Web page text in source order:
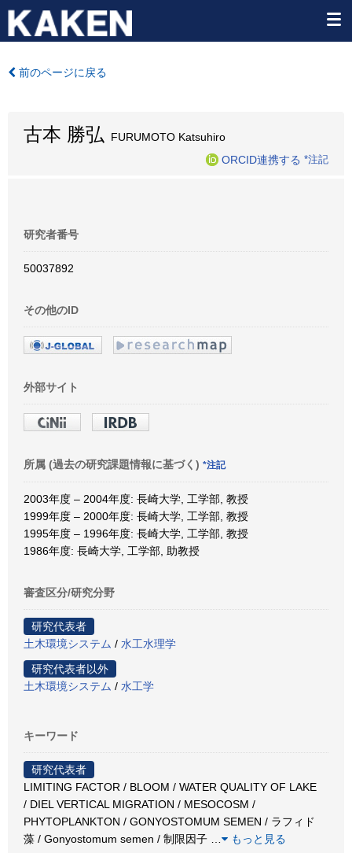
前のページに戻る
古本 勝弘 FURUMOTO Katsuhiro
ORCID連携する *注記
研究者番号
50037892
その他のID
外部サイト
所属 (過去の研究課題情報に基づく) *注記
2003年度 – 2004年度: 長崎大学, 工学部, 教授
1999年度 – 2000年度: 長崎大学, 工学部, 教授
1995年度 – 1996年度: 長崎大学, 工学部, 教授
1986年度: 長崎大学, 工学部, 助教授
審査区分/研究分野
研究代表者
土木環境システム / 水工水理学
研究代表者以外
土木環境システム / 水工学
キーワード
研究代表者
LIMITING FACTOR / BLOOM / WATER QUALITY OF LAKE
/ DIEL VERTICAL MIGRATION / MESOCOSM /
PHYTOPLANKTON / GONYOSTOMUM SEMEN / ラフィド
藻 / Gonyostomum semen / 制限因子
もっと見る